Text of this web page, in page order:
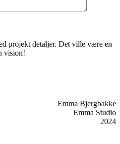
projekt detaljer. Det ville være en
vision!
Emma Bjergbakke
Emma Studio
2024